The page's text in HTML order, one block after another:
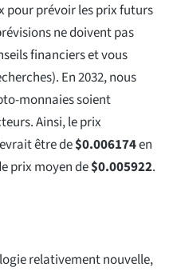
pour prévoir les prix futurs
ne doivent pas
financiers et vous
En 2032, nous
monnaies soient
Ainsi, le prix
être de$0.006174en
prix moyen de$0.005922.
relativement nouvelle,